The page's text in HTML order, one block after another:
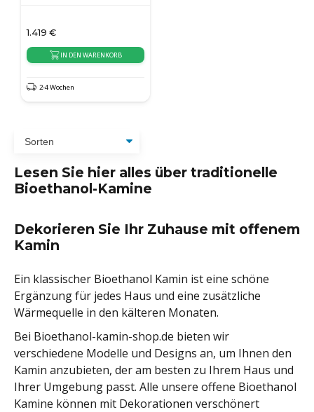
1.419 €
IN DEN WARENKORB
2-4 Wochen
Lesen Sie hier alles über traditionelle
Bioethanol-Kamine
Dekorieren Sie Ihr Zuhause mit offenem
Kamin
Ein klassischer Bioethanol Kamin ist eine schöne
Ergänzung für jedes Haus und eine zusätzliche
Wärmequelle in den kälteren Monaten.
Bei Bioethanol-kamin-shop.de bieten wir
verschiedene Modelle und Designs an, um Ihnen den
Kamin anzubieten, der am besten zu Ihrem Haus und
Ihrer Umgebung passt. Alle unsere offene Bioethanol
Kamine können mit Dekorationen verschönert